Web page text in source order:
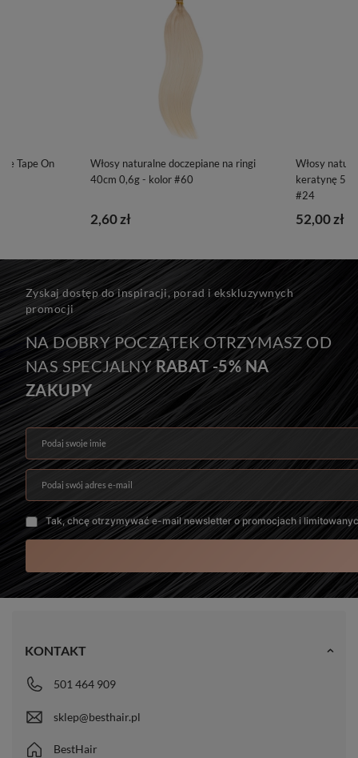
Tape On
Włosy naturalne doczepiane na ringi
40cm 0,6g - kolor #60
2,60 zł
Włosy
keratynę
#24
52,00 zł
Zyskaj dostęp do inspiracji, porad i ekskluzywnych
promocji
NA DOBRY POCZĄTEK OTRZYMASZ OD
NAS SPECJALNYRABAT -5% NA
ZAKUPY
Podaj swoje imię
Podaj swój adres e-mail
Tak, chcę otrzymywać e-mail newsletter o promocjach i
KONTAKT
501 464 909
sklep@besthair.pl
BestHair